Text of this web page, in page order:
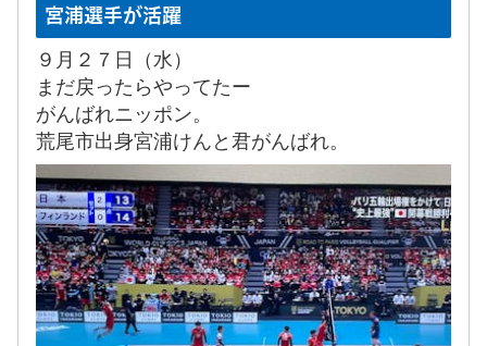
宮浦選手が活躍
９月２７日（水）
まだ戻ったらやってたー
がんばれニッポン。
荒尾市出身宮浦けんと君がんばれ。